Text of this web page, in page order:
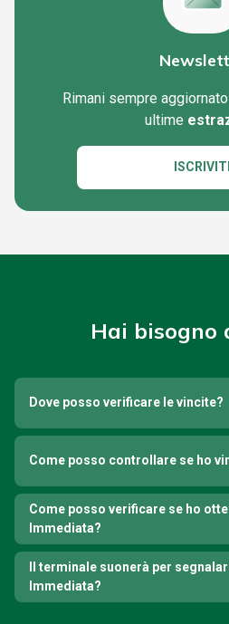
Rimani sempre
ultime
ISCRIVITI
Hai bisogno
Dove posso verificare le vincite?
Come posso controllare se ho
Come posso verificare se ho
Immediata?
Il terminale suonerà per
Immediata?